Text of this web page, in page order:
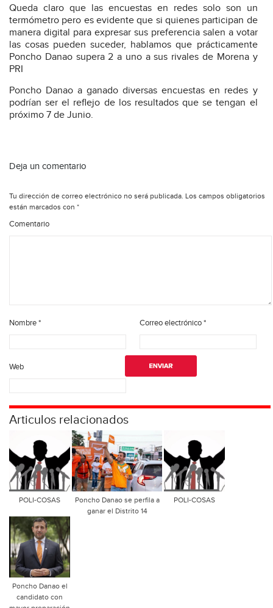
Queda claro que las encuestas en redes solo son un
termómetro pero es evidente que si quienes participan de
manera digital para expresar sus preferencia salen a votar
las cosas pueden suceder, hablamos que prácticamente
Poncho Danao supera 2 a uno a sus rivales de Morena y
PRI
Poncho Danao a ganado diversas encuestas en redes y
podrían ser el reflejo de los resultados que se tengan el
próximo 7 de Junio.
Deja un comentario
Tu dirección de correo electrónico no será publicada. Los campos obligatorios
están marcados con *
Comentario
Nombre* Correo electrónico*
Web
Articulos relacionados
POLI-COSAS
Poncho Danao se perfila a
ganar el Distrito 14
POLI-COSAS
Poncho Danao el
candidato con